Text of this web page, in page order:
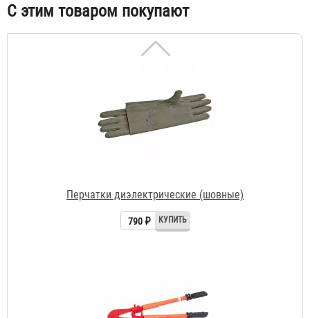
С этим товаром покупают
Перчатки диэлектрические (шовные)
Ножницы диэлектрические НД "БАЛТИКА-01"